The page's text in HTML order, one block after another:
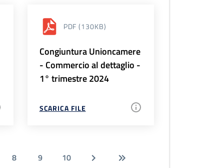
PDF (130KB)
Congiuntura Unioncamere
- Commercio al dettaglio -
1° trimestre 2024
SCARICA FILE
8 9 10